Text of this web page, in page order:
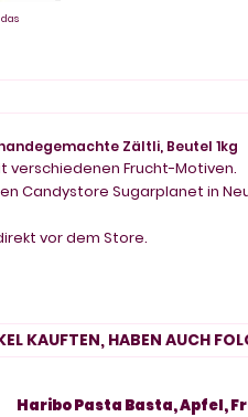
Zältli, Beutel 1kg
verschiedenen Frucht-Motiven.
Candystore Sugarplanet in
vor dem Store.
KAUFTEN, HABEN AUCH
Haribo Pasta Basta, Apfel,